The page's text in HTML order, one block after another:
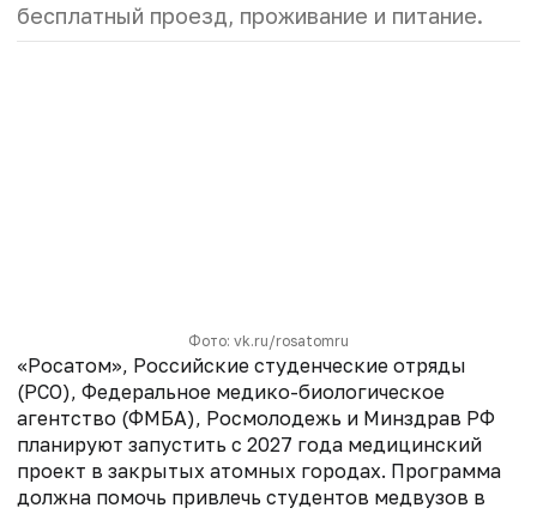
бесплатный проезд, проживание и питание.
Фото: vk.ru/rosatomru
«Росатом», Российские студенческие отряды
(РСО), Федеральное медико-биологическое
агентство (ФМБА), Росмолодежь и Минздрав РФ
планируют запустить с 2027 года медицинский
проект в закрытых атомных городах. Программа
должна помочь привлечь студентов медвузов в